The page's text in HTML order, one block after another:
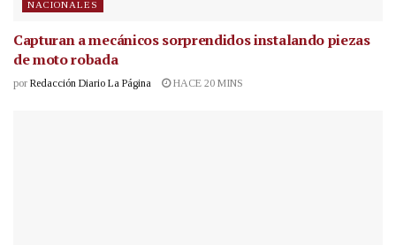
NACIONALES
Capturan a mecánicos sorprendidos instalando piezas
de moto robada
por Redacción Diario La Página HACE 20 MINS